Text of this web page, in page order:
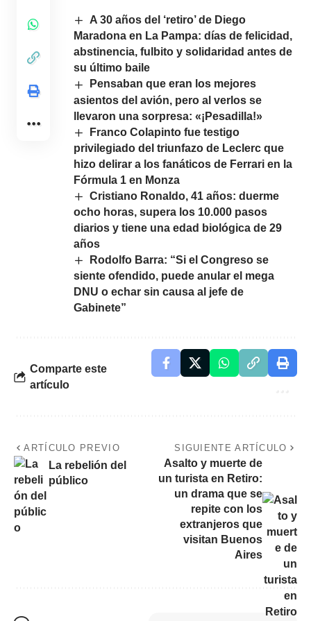
A 30 años del ‘retiro’ de Diego
Maradona en La Pampa: días de felicidad,
abstinencia, fulbito y solidaridad antes de
su último baile
Pensaban que eran los mejores
asientos del avión, pero al verlos se
llevaron una sorpresa: «¡Pesadilla!»
Franco Colapinto fue testigo
privilegiado del triunfazo de Leclerc que
hizo delirar a los fanáticos de Ferrari en la
Fórmula 1 en Monza
Cristiano Ronaldo, 41 años: duerme
ocho horas, supera los 10.000 pasos
diarios y tiene una edad biológica de 29
años
Rodolfo Barra: “Si el Congreso se
siente ofendido, puede anular el mega
DNU o echar sin causa al jefe de
Gabinete”
Comparte este
artículo
ARTÍCULO PREVIO
La rebelión del
público
SIGUIENTE ARTÍCULO
Asalto y muerte de
un turista en Retiro:
un drama que se
repite con los
extranjeros que
visitan Buenos
Aires